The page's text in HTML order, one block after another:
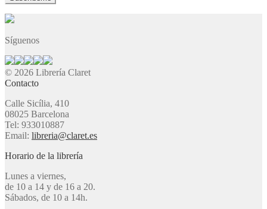
Síguenos
© 2026 Librería Claret
Contacto
Calle Sicília, 410
08025 Barcelona
Tel: 933010887
Email: libreria@claret.es
Horario de la librería
Lunes a viernes,
de 10 a 14 y de 16 a 20.
Sábados, de 10 a 14h.